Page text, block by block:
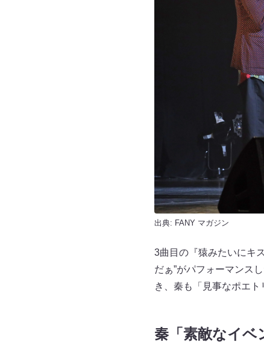
出典: FANY マガジン
3曲目の『猿みたいにキ
だぁ”がパフォーマンス
き、秦も「見事なポエト
秦「素敵なイベ